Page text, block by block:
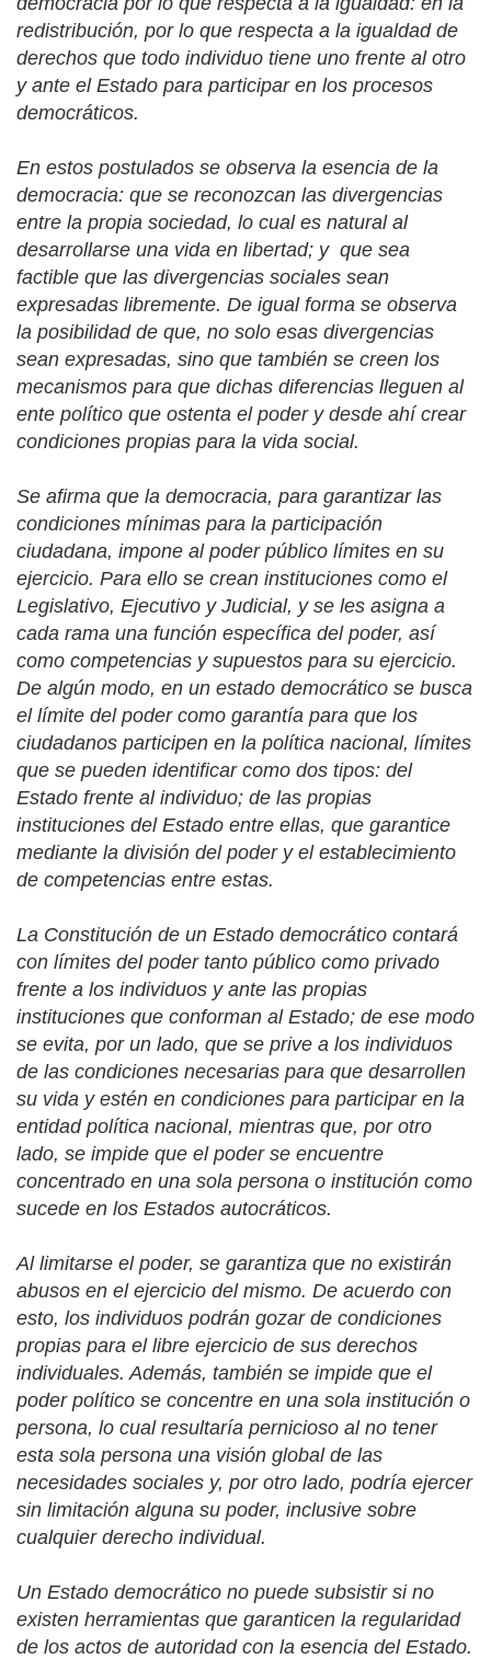
redistribución, por lo que respecta a la igualdad de
derechos que todo individuo tiene uno frente al otro
y ante el Estado para participar en los procesos
democráticos.
En estos postulados se observa la esencia de la
democracia: que se reconozcan las divergencias
entre la propia sociedad, lo cual es natural al
desarrollarse una vida en libertad; y que sea
factible que las divergencias sociales sean
expresadas libremente. De igual forma se observa
la posibilidad de que, no solo esas divergencias
sean expresadas, sino que también se creen los
mecanismos para que dichas diferencias lleguen al
ente político que ostenta el poder y desde ahí crear
condiciones propias para la vida social.
Se afirma que la democracia, para garantizar las
condiciones mínimas para la participación
ciudadana, impone al poder público límites en su
ejercicio. Para ello se crean instituciones como el
Legislativo, Ejecutivo y Judicial, y se les asigna a
cada rama una función específica del poder, así
como competencias y supuestos para su ejercicio.
De algún modo, en un estado democrático se busca
el límite del poder como garantía para que los
ciudadanos participen en la política nacional, límites
que se pueden identificar como dos tipos: del
Estado frente al individuo; de las propias
instituciones del Estado entre ellas, que garantice
mediante la división del poder y el establecimiento
de competencias entre estas.
La Constitución de un Estado democrático contará
con límites del poder tanto público como privado
frente a los individuos y ante las propias
instituciones que conforman al Estado; de ese modo
se evita, por un lado, que se prive a los individuos
de las condiciones necesarias para que desarrollen
su vida y estén en condiciones para participar en la
entidad política nacional, mientras que, por otro
lado, se impide que el poder se encuentre
concentrado en una sola persona o institución como
sucede en los Estados autocráticos.
Al limitarse el poder, se garantiza que no existirán
abusos en el ejercicio del mismo. De acuerdo con
esto, los individuos podrán gozar de condiciones
propias para el libre ejercicio de sus derechos
individuales. Además, también se impide que el
poder político se concentre en una sola institución o
persona, lo cual resultaría pernicioso al no tener
esta sola persona una visión global de las
necesidades sociales y, por otro lado, podría ejercer
sin limitación alguna su poder, inclusive sobre
cualquier derecho individual.
Un Estado democrático no puede subsistir si no
existen herramientas que garanticen la regularidad
de los actos de autoridad con la esencia del Estado.